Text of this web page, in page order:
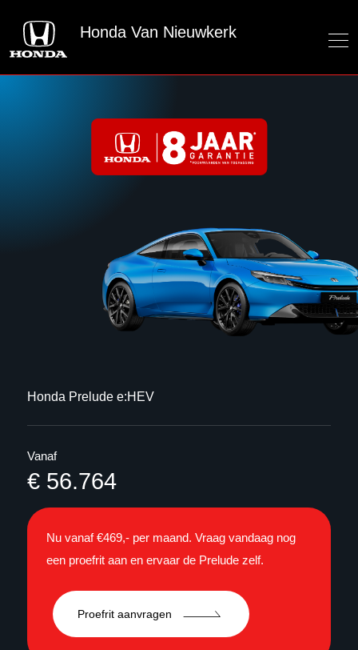
Honda Van Nieuwkerk
Honda Prelude e:HEV
Vanaf
€ 56.764
Nu vanaf €469,- per maand. Vraag vandaag nog
een proefrit aan en ervaar de Prelude zelf.
Proefrit aanvragen